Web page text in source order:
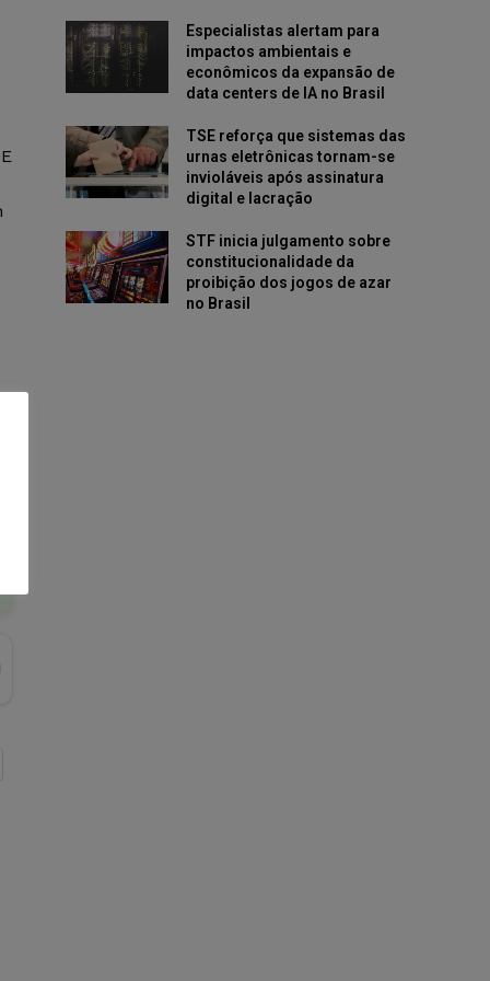
Especialistas alertam para
impactos ambientais e
econômicos da expansão de
data centers de IA no Brasil
TSE reforça que sistemas das
urnas eletrônicas tornam-se
invioláveis após assinatura
digital e lacração
STF inicia julgamento sobre
constitucionalidade da
proibição dos jogos de azar
no Brasil